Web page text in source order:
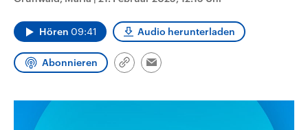
USA
Hintergründe
Wirtschaftlich und militärisch
mit großem Einfluss auf das
aktuelle Weltgeschehen.
Nahostkonflikt
Israel möchte die Hamas
Diese wird wie die
Libanon vom Iran
Hören 09:41 Audio herunterladen
Abonnieren
Link
Email